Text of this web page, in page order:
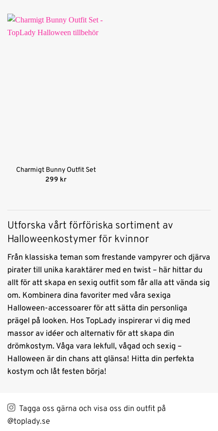
99 kr.19 kr.
Charmigt Bunny Outfit Set
299 kr
Utforska vårt förföriska sortiment av
Halloweenkostymer för kvinnor
Från klassiska teman som frestande vampyrer och djärva
pirater till unika karaktärer med en twist – här hittar du
allt för att skapa en sexig outfit som får alla att vända sig
om. Kombinera dina favoriter med våra sexiga
Halloween-accessoarer för att sätta din personliga
prägel på looken. Hos TopLady inspirerar vi dig med
massor av idéer och alternativ för att skapa din
drömkostym. Våga vara lekfull, vågad och sexig –
Halloween är din chans att glänsa! Hitta din perfekta
kostym och låt festen börja!
Tagga oss gärna och visa oss din outfit på
@toplady.se